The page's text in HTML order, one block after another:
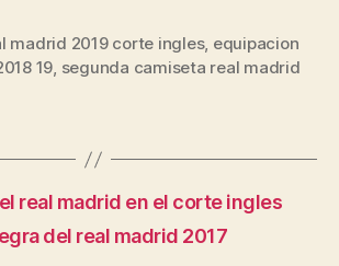
madrid 2019 corte ingles, equipacion
19, segunda camiseta real madrid
real madrid en el corte ingles
del real madrid 2017